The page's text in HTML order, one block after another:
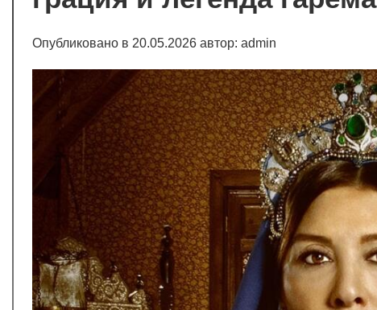
Опубликовано в 20.05.2026 автор: admin